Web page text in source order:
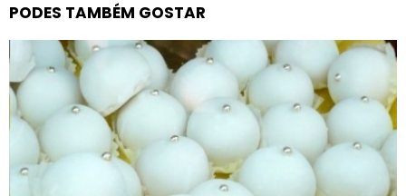
PODES TAMBÉM GOSTAR